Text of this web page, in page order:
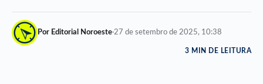
Por Editorial Noroeste·27 de setembro de 2025, 10:38
3 MIN DE LEITURA